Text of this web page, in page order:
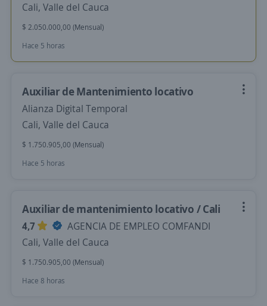
Cali, Valle del Cauca
$ 2.050.000,00 (Mensual)
Hace 5 horas
Auxiliar de Mantenimiento locativo
Alianza Digital Temporal
Cali, Valle del Cauca
$ 1.750.905,00 (Mensual)
Hace 5 horas
Auxiliar de mantenimiento locativo / Cali
4,7
AGENCIA DE EMPLEO COMFANDI
Cali, Valle del Cauca
$ 1.750.905,00 (Mensual)
Hace 8 horas